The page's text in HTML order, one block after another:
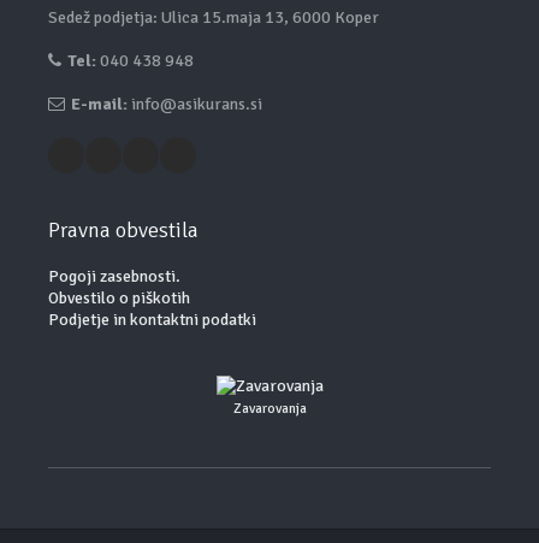
Sedež podjetja: Ulica 15.maja 13, 6000 Koper
Tel:040 438 948
E-mail: info@asikurans.si
Pravna obvestila
Pogoji zasebnosti.
Obvestilo o piškotih
Podjetje in kontaktni podatki
Zavarovanja